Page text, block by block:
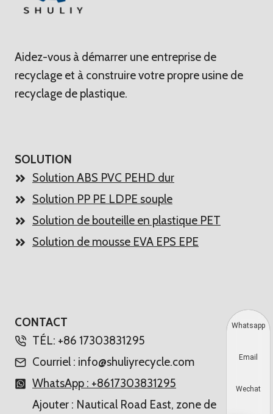
Aidez-vous à démarrer une entreprise de
recyclage et à construire votre propre usine de
recyclage de plastique.
SOLUTION
Solution ABS PVC PEHD dur
Solution PP PE LDPE souple
Solution de bouteille en plastique PET
Solution de mousse EVA EPS EPE
CONTACT
TÉL: +86 17303831295
Courriel : info@shuliyrecycle.com
WhatsApp : +8617303831295
Ajouter : Nautical Road East, zone de
Whatsapp
Email
Wechat